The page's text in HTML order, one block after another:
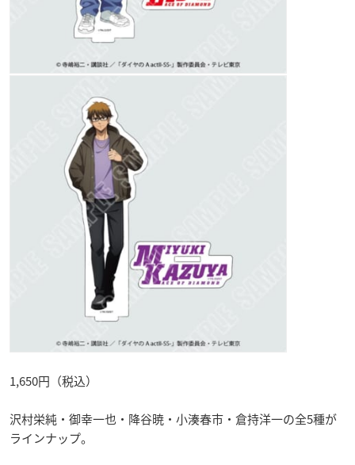
1,650円（税込）
沢村栄純・御幸一也・降谷暁・小湊春市・倉持洋一の全5種が
ラインナップ。